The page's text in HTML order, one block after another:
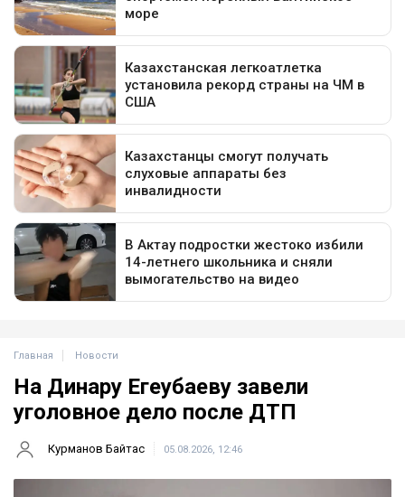
Главная Новости
На Динару Егеубаеву завели
уголовное дело после ДТП
Курманов Байтас 05.08.2026, 12:46